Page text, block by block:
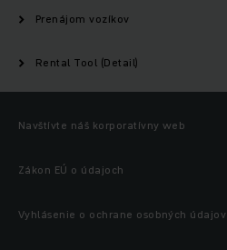
Prenájom vozíkov
Rental Tool (Detail)
Navštívte náš korporatívny web
Zákon EÚ o údajoch
Vyhlásenie o ochrane osobných údajov